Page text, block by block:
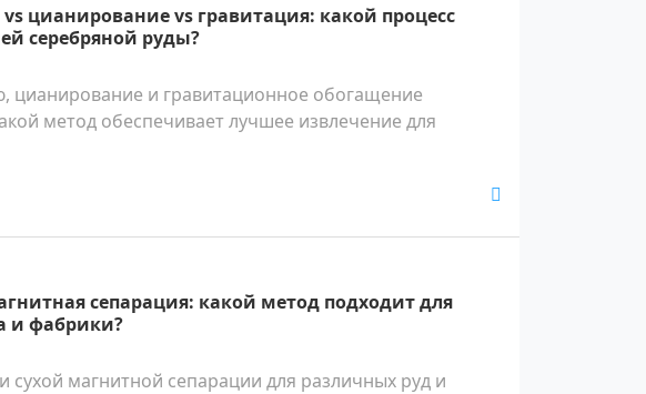
цианирование vs гравитация: какой процесс
серебряной руды?
цианирование и гравитационное обогащение
метод обеспечивает лучшее извлечение для
сепарация: какой метод подходит для
и фабрики?
сухой магнитной сепарации для различных руд и